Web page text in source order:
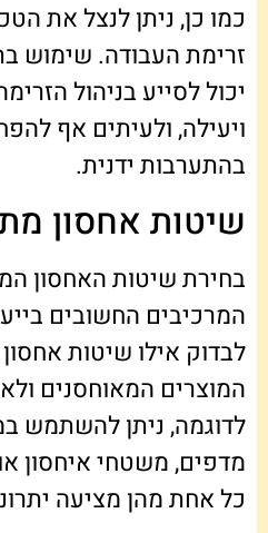
כמו כן, ניתן לנצל את
זרימת העבודה. שימוש
יכול לסייע בניהול
ויעילה, ולעיתים אף
בהתערבות ידנית.
שיטות אחסון
בחירת שיטות האחסון
המרכיבים החשובים
לבדוק אילו שיטות
המוצרים המאוחסנים
לדוגמה, ניתן להשתמש
מדפים, משטחי איחסון
כל אחת מהן מציעה